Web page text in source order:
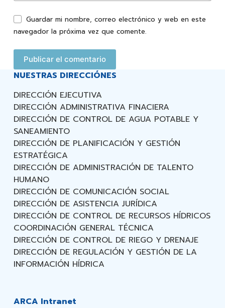
Guardar mi nombre, correo electrónico y web en este
navegador la próxima vez que comente.
Publicar el comentario
NUESTRAS DIRECCIÓNES
DIRECCIÓN EJECUTIVA
DIRECCIÓN ADMINISTRATIVA FINACIERA
DIRECCIÓN DE CONTROL DE AGUA POTABLE Y
SANEAMIENTO
DIRECCIÓN DE PLANIFICACIÓN Y GESTIÓN
ESTRATÉGICA
DIRECCIÓN DE ADMINISTRACIÓN DE TALENTO
HUMANO
DIRECCIÓN DE COMUNICACIÓN SOCIAL
DIRECCIÓN DE ASISTENCIA JURÍDICA
DIRECCIÓN DE CONTROL DE RECURSOS HÍDRICOS
COORDINACIÓN GENERAL TÉCNICA
DIRECCIÓN DE CONTROL DE RIEGO Y DRENAJE
DIRECCIÓN DE REGULACIÓN Y GESTIÓN DE LA
INFORMACIÓN HÍDRICA
ARCA Intranet